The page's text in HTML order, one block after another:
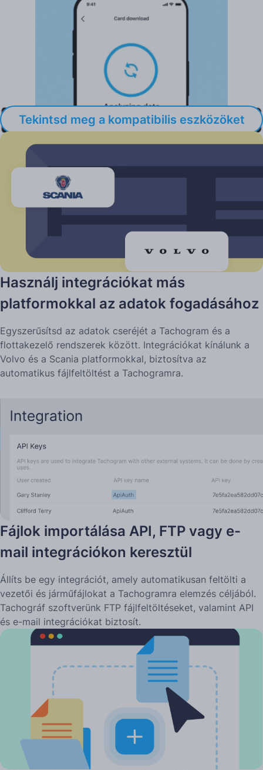
Tekintsd meg a kompatibilis eszközöket
Integrációk külső rendszerekkel
Használj integrációkat más
platformokkal az adatok fogadásához
Egyszerűsítsd az adatok cseréjét a Tachogram és a
flottakezelő rendszerek között. Integrációkat kínálunk a
Volvo és a Scania platformokkal, biztosítva az
automatikus fájlfeltöltést a Tachogramra.
Fájlok importálása API, FTP vagy e-
mail integrációkon keresztül
Állíts be egy integrációt, amely automatikusan feltölti a
vezetői és járműfájlokat a Tachogramra elemzés céljából.
Tachográf szoftverünk FTP fájlfeltöltéseket, valamint API
és e-mail integrációkat biztosít.